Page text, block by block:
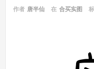
作者 唐半仙 在 合买实图